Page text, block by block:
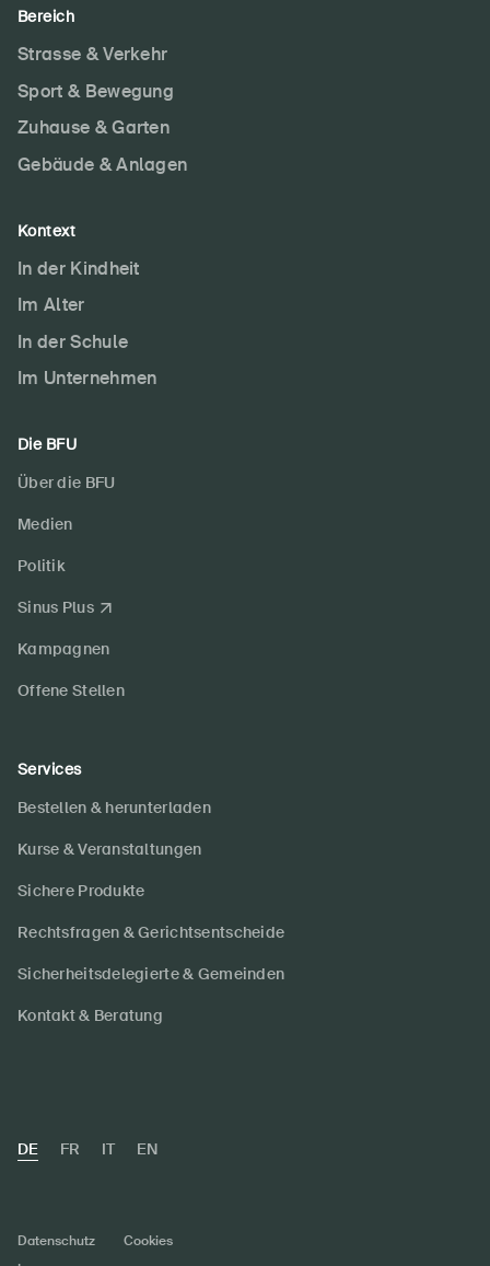
DE FR IT EN
Startseite
Newsletter abonnieren
Bereich
Strasse & Verkehr
Sport & Bewegung
Zuhause & Garten
Gebäude & Anlagen
Kontext
In der Kindheit
Im Alter
In der Schule
Im Unternehmen
Die BFU
Über die BFU
Medien
Politik
Sinus Plus
Kampagnen
Offene Stellen
Services
Bestellen & herunterladen
Kurse & Veranstaltungen
Sichere Produkte
Rechtsfragen & Gerichtsentscheide
Sicherheitsdelegierte & Gemeinden
Kontakt & Beratung
DE FR IT EN
Datenschutz
Cookies